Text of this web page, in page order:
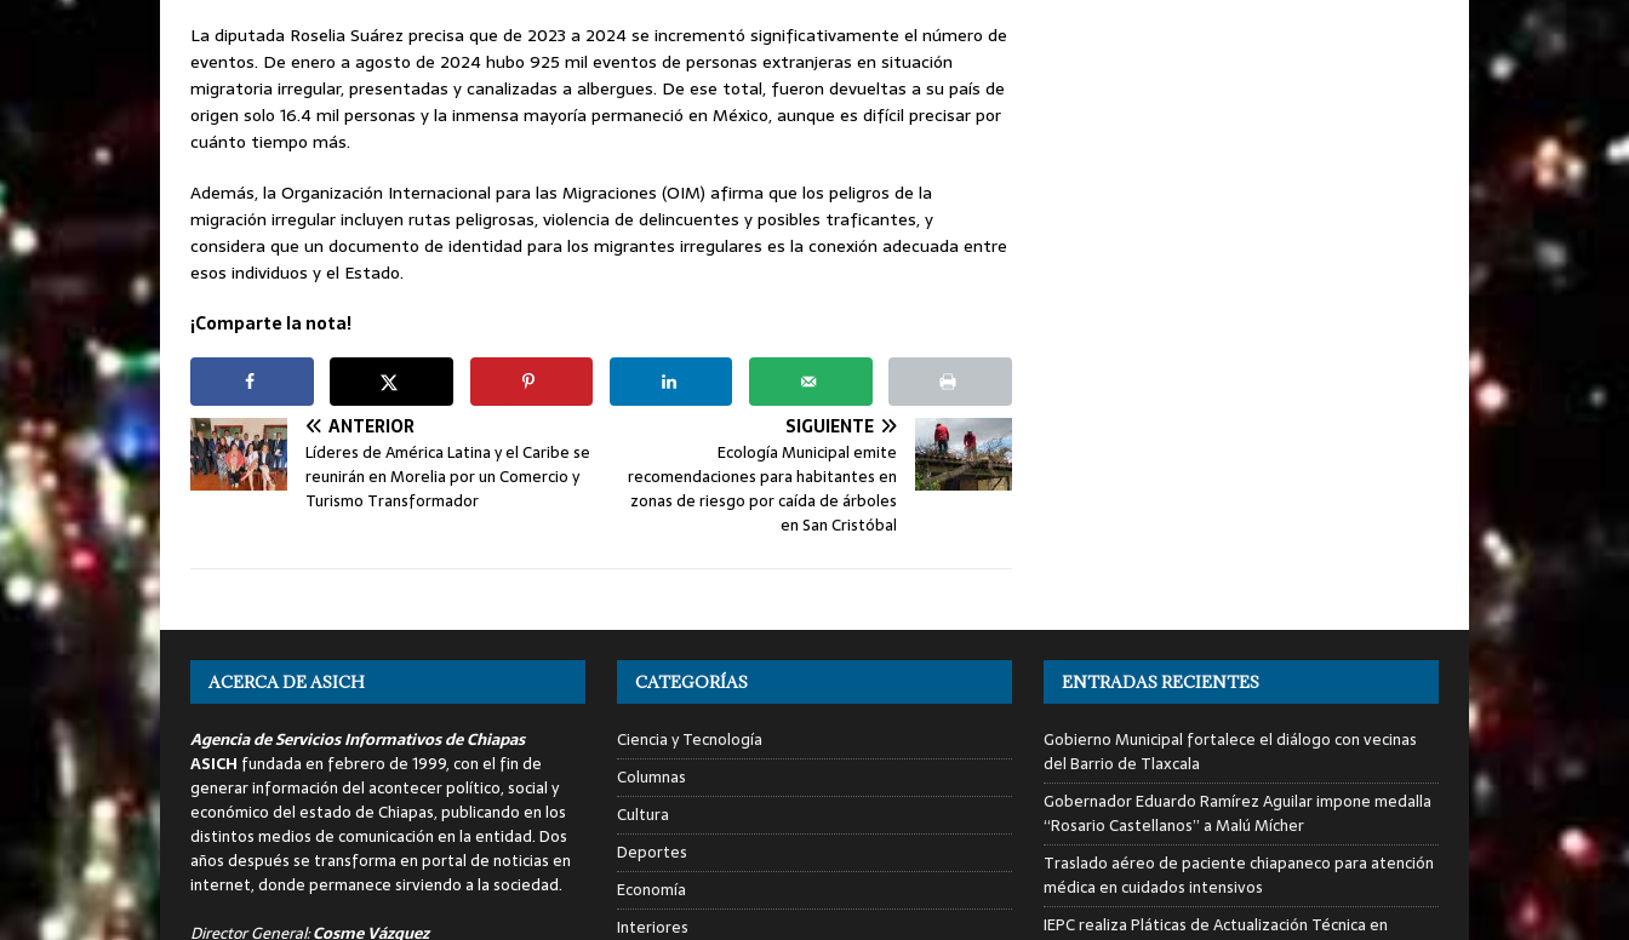
La diputada Roselia Suárez precisa que de 2023 a 2024 se incrementó significativamente el número de
eventos. De enero a agosto de 2024 hubo 925 mil eventos de personas extranjeras en situación
migratoria irregular, presentadas y canalizadas a albergues. De ese total, fueron devueltas a su país de
origen solo 16.4 mil personas y la inmensa mayoría permaneció en México, aunque es difícil precisar por
cuánto tiempo más.
Además, la Organización Internacional para las Migraciones (OIM) afirma que los peligros de la
migración irregular incluyen rutas peligrosas, violencia de delincuentes y posibles traficantes, y
considera que un documento de identidad para los migrantes irregulares es la conexión adecuada entre
esos individuos y el Estado.
¡Comparte la nota!
ANTERIOR
Líderes de América Latina y el Caribe se
reunirán en Morelia por un Comercio y
Turismo Transformador
SIGUIENTE
Ecología Municipal emite
recomendaciones para habitantes en
zonas de riesgo por caída de árboles
en San Cristóbal
ACERCA DE ASICH
Agencia de Servicios Informativos de Chiapas
ASICH fundada en febrero de 1999, con el fin de
generar información del acontecer político, social y
económico del estado de Chiapas, publicando en los
distintos medios de comunicación en la entidad. Dos
años después se transforma en portal de noticias en
internet, donde permanece sirviendo a la sociedad.
Director General:Cosme Vázquez
CATEGORÍAS
Ciencia y Tecnología
Columnas
Cultura
Deportes
Economía
Interiores
ENTRADAS RECIENTES
Gobierno Municipal fortalece el diálogo con vecinas
del Barrio de Tlaxcala
Gobernador Eduardo Ramírez Aguilar impone medalla
“Rosario Castellanos” a Malú Mícher
Traslado aéreo de paciente chiapaneco para atención
médica en cuidados intensivos
IEPC realiza Pláticas de Actualización Técnica en